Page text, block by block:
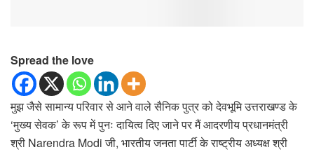
Spread the love
मुझ जैसे सामान्य परिवार से आने वाले सैनिक पुत्र को देवभूमि उत्तराखण्ड के
‘मुख्य सेवक’ के रूप में पुनः दायित्व दिए जाने पर मैं आदरणीय प्रधानमंत्री
श्री Narendra Modi जी, भारतीय जनता पार्टी के राष्ट्रीय अध्यक्ष श्री